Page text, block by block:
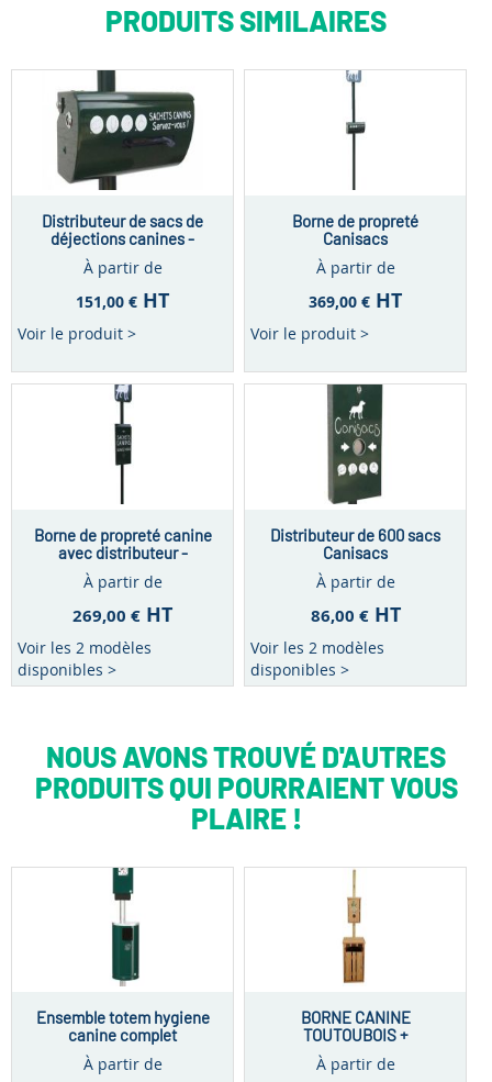
PRODUITS SIMILAIRES
Distributeur de sacs de
déjections canines -
Capacité 200 sacs
À partir de
151,00 € HT
Voir le produit >
Borne de propreté
Canisacs
À partir de
369,00 € HT
Voir le produit >
Borne de propreté canine
avec distributeur -
Capacité 300 sacs
À partir de
269,00 € HT
Voir les 2 modèles
disponibles >
Distributeur de 600 sacs
Canisacs
À partir de
86,00 € HT
Voir les 2 modèles
disponibles >
NOUS AVONS TROUVÉ D'AUTRES
PRODUITS QUI POURRAIENT VOUS
PLAIRE !
Ensemble totem hygiene
canine complet
À partir de
BORNE CANINE
TOUTOUBOIS +
DISTRIBUTEUR LIASSE
DE SACS
À partir de